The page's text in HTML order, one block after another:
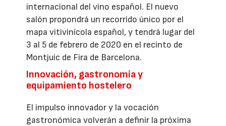
internacional del vino español. El nuevo
salón propondrá un recorrido único por el
mapa vitivinícola español, y tendrá lugar del
3 al 5 de febrero de 2020 en el recinto de
Montjuic de Fira de Barcelona.
Innovación, gastronomía y
equipamiento hostelero
El impulso innovador y la vocación
gastronómica volverán a definir la próxima